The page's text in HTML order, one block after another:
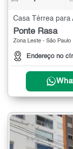
Casa Térrea para
Ponte Rasa
Zona Leste - São Paulo
Endereço no